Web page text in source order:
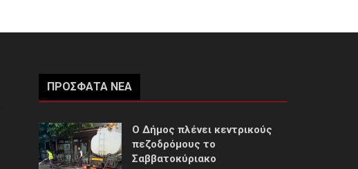
ΠΡΌΣΦΑΤΑ ΝΈΑ
Ο Δήμος πλένει κεντρικούς
πεζοδρόμους το
Σαββατοκύριακο